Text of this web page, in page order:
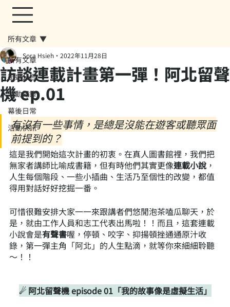
所有文章
街遊公告
活動紀錄
幕後日常
活動快訊
所有文章
訪談連載計畫第一彈！阿北留聲
機 ep.01
Sora Hsieh 2022年11月28日
有沒有一些事情，是總是沒能在遊客或聽眾面
前提到的？
這是我們開始這次計畫的初衷。在真人圖書館裡，我們把
無家者講師比喻成書籍，但有時他們其實更像連載小說 ，
人生每個階段、一些小插曲、生活乃至個性的改變，都值
得用對話好好挖掘一番。
可惜很難安排大家一一來跟講者們悠閒泡茶嗑瓜聊天，於
是，就由工作人員和志工代表出馬啦！！而且，這套連載
小說會是有聲書喔，停頓、咬字、抑揚頓挫通通原汁收
錄，第一彈主角「阿北」的人生點滴，就等你來細細聆聽
～！！
☄ 阿北留聲機 episode 01「我的故事像是虛擬生活」